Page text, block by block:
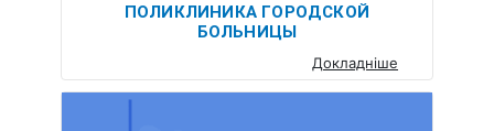
ПОЛИКЛИНИКА ГОРОДСКОЙ
БОЛЬНИЦЫ
Докладніше